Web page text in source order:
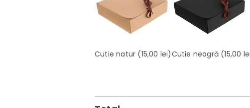
Cutie natur (15,00 lei)Cutie neagră (15,00